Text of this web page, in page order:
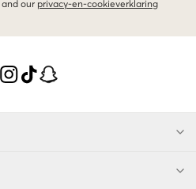
and our privacy-en-cookieverklaring